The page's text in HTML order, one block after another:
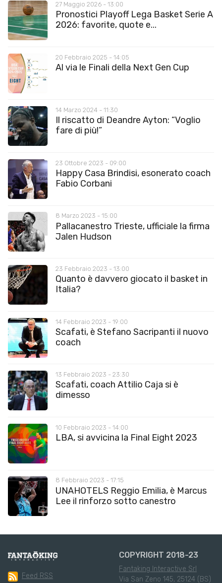
27 Maggio 2026 - 13:00
Pronostici Playoff Lega Basket Serie A
2026: favorite, quote e...
20 Febbraio 2025 - 14:05
Al via le Finali della Next Gen Cup
14 Marzo 2024 - 11:30
Il riscatto di Deandre Ayton: “Voglio
fare di più!”
23 Ottobre 2023 - 09:00
Happy Casa Brindisi, esonerato coach
Fabio Corbani
8 Marzo 2023 - 15:00
Pallacanestro Trieste, ufficiale la firma
Jalen Hudson
23 Febbraio 2023 - 13:00
Quanto è davvero giocato il basket in
Italia?
14 Febbraio 2023 - 19:00
Scafati, è Stefano Sacripanti il nuovo
coach
13 Febbraio 2023 - 23:30
Scafati, coach Attilio Caja si è
dimesso
10 Febbraio 2023 - 14:00
LBA, si avvicina la Final Eight 2023
8 Febbraio 2023 - 17:15
UNAHOTELS Reggio Emilia, è Marcus
Lee il rinforzo sotto canestro
Feed RSS
COPYRIGHT 2018-23
Fantaking Interactive Srl
Via San Zeno 145, 25124 (BS)